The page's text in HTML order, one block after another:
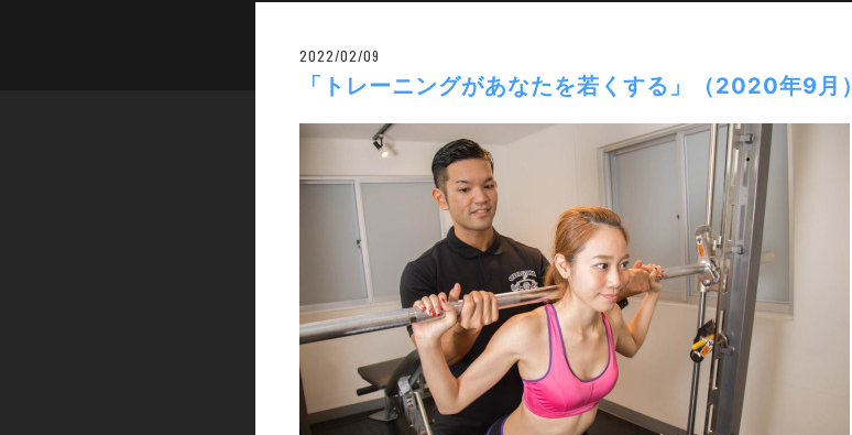
2022/02/09
「トレーニングがあなたを若くする」（2020年9月）